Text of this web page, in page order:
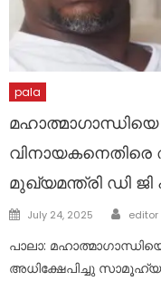
pala
മുഖ്യമന്ത്രി ഡി ജി
Posted
July 24, 2025 Author
editor
പാലാ:
അധിക്ഷേപിച്ചു സാമൂഹ്യ